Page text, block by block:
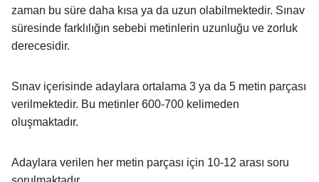
zaman bu süre daha kısa ya da uzun olabilmektedir. Sınav
süresinde farklılığın sebebi metinlerin uzunluğu ve zorluk
derecesidir.
Sınav içerisinde adaylara ortalama 3 ya da 5 metin parçası
verilmektedir. Bu metinler 600-700 kelimeden
oluşmaktadır.
Adaylara verilen her metin parçası için 10-12 arası soru